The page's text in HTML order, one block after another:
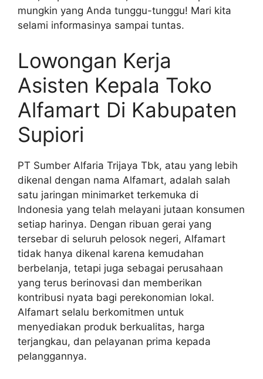
mungkin yang Anda tunggu-tunggu! Mari kita
selami informasinya sampai tuntas.
Lowongan Kerja
Asisten Kepala Toko
Alfamart Di Kabupaten
Supiori
PT Sumber Alfaria Trijaya Tbk, atau yang lebih
dikenal dengan nama Alfamart, adalah salah
satu jaringan minimarket terkemuka di
Indonesia yang telah melayani jutaan konsumen
setiap harinya. Dengan ribuan gerai yang
tersebar di seluruh pelosok negeri, Alfamart
tidak hanya dikenal karena kemudahan
berbelanja, tetapi juga sebagai perusahaan
yang terus berinovasi dan memberikan
kontribusi nyata bagi perekonomian lokal.
Alfamart selalu berkomitmen untuk
menyediakan produk berkualitas, harga
terjangkau, dan pelayanan prima kepada
pelanggannya.